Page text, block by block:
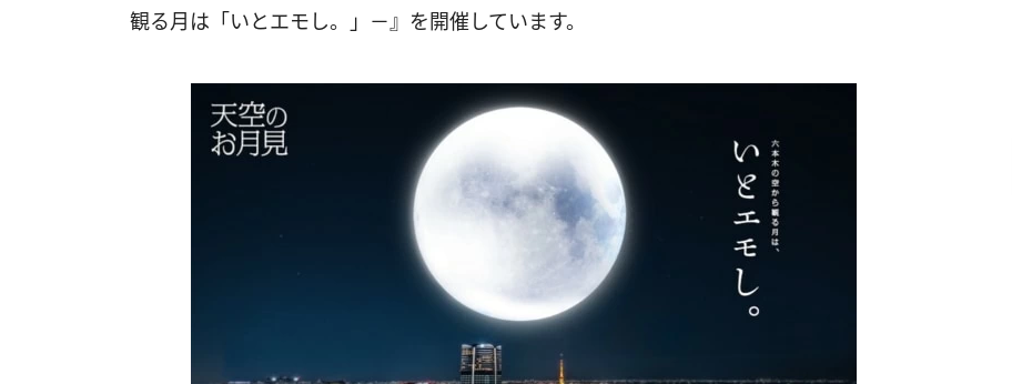
観る月は「いとエモし。」－』を開催しています。